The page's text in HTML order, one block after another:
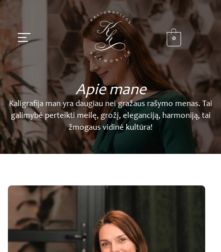
turinio
0
Apie mane
Kaligrafija man yra daugiau nei gražaus rašymo menas. Tai
galimybė perteikti meilę, grožį, eleganciją, harmoniją, tai
žmogaus vidinė kultūra!